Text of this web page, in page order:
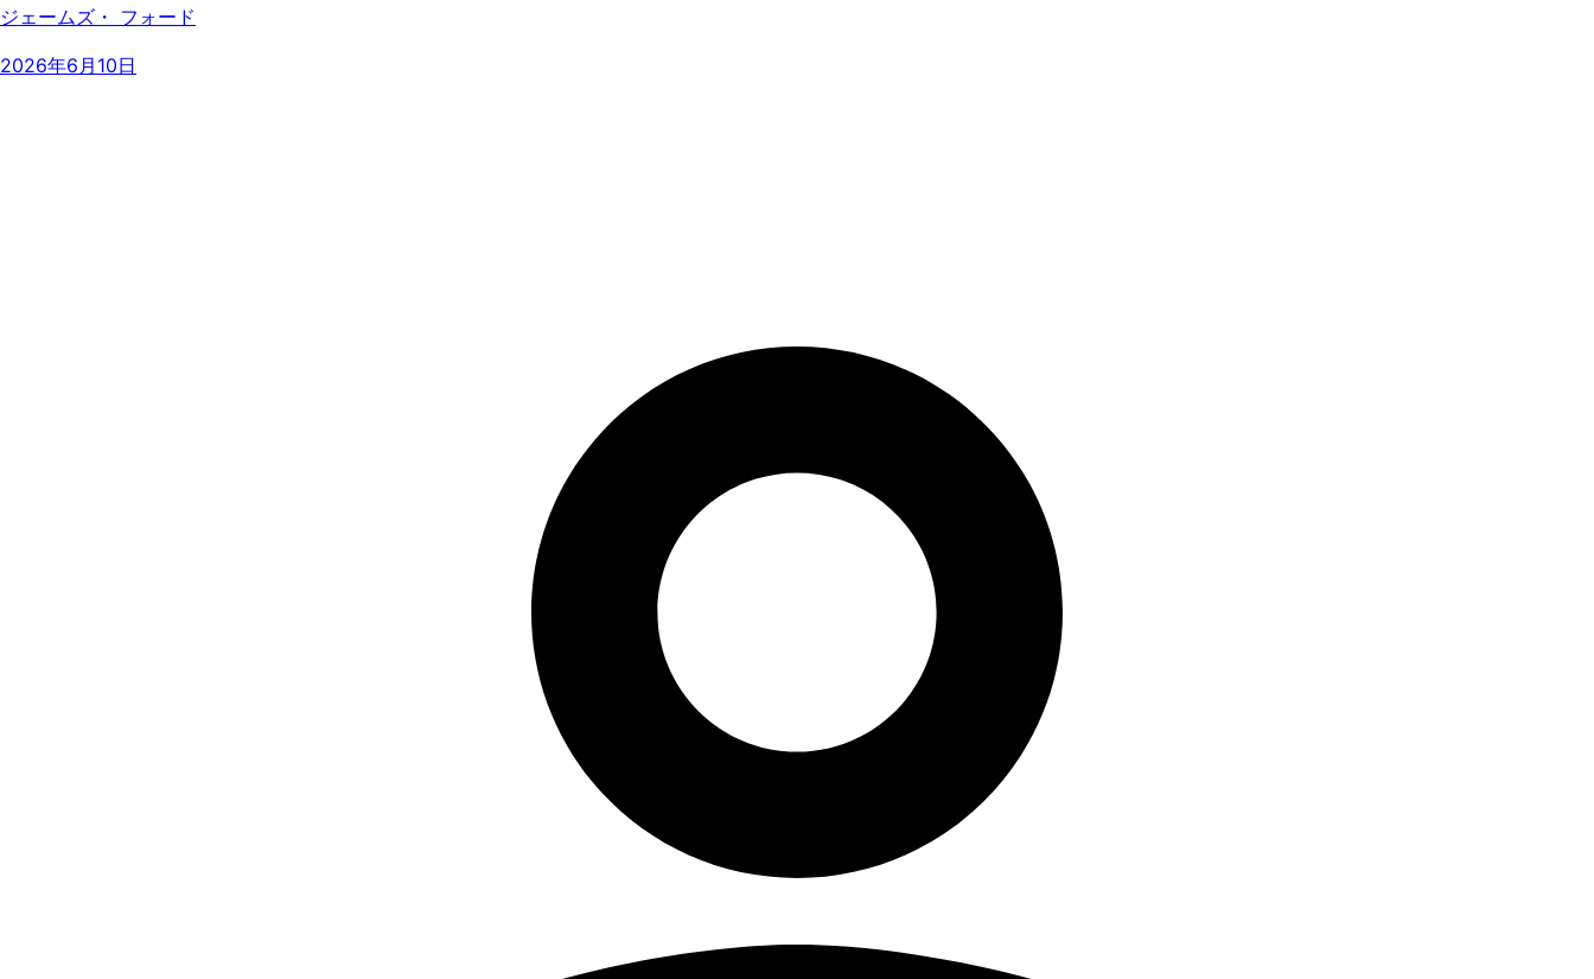
ジェームズ・ フォード
2026年6月10日